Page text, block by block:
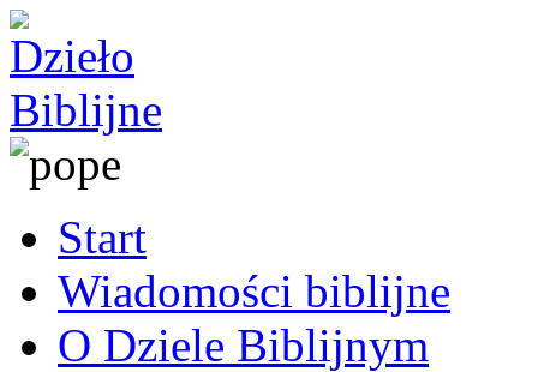
Start
Wiadomości biblijne
O Dziele Biblijnym